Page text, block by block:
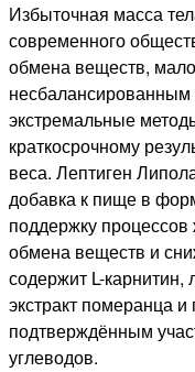
Избыточная масса
современного
обмена веществ,
экстремальные
краткосрочному
веса. Лептиген
добавка к пище в
поддержку
обмена веществ и
содержит L-карнитин,
экстракт померанца
подтверждённым
углеводов.